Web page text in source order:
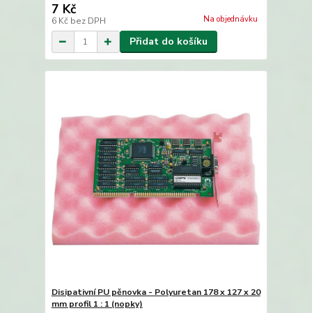
7 Kč
6 Kč bez DPH Na objednávku
Přidat do košíku
Disipativní PU pěnovka - Polyuretan 178 x 127 x 20
mm profil 1 : 1 (nopky)